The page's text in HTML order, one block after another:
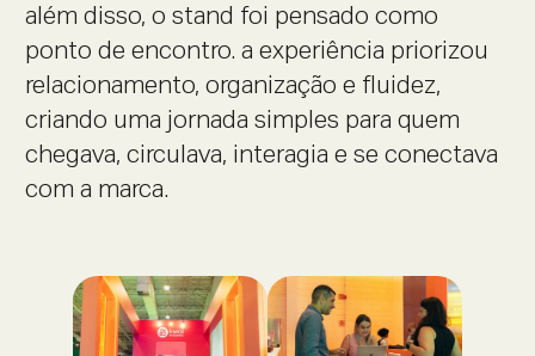
além disso, o stand foi pensado como
ponto de encontro. a experiência priorizou
relacionamento, organização e fluidez,
criando uma jornada simples para quem
chegava, circulava, interagia e se conectava
com a marca.